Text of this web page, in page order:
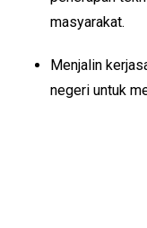
masyarakat.
Menjalin
negeri untuk